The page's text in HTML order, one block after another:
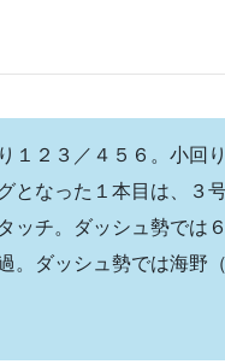
１２３／４５６。小回
となった１本目は、３
ッチ。ダッシュ勢では
ダッシュ勢では海野（